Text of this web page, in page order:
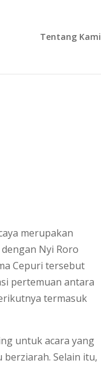
Tentang Kami
merupakan
Nyi Roro
Cepuri tersebut
pertemuan antara
termasuk
untuk acara yang
Selain itu,